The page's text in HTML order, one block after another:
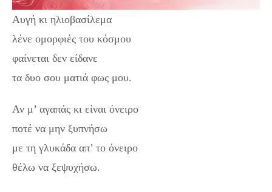
Αυγή κι ηλιοβασίλεμα
λένε ομορφιές του κόσμου
φαίνεται δεν είδανε
τα δυο σου ματιά φως μου.
Αν μ’ αγαπάς κι είναι όνειρο
ποτέ να μην ξυπνήσω
με τη γλυκάδα απ’ το όνειρο
θέλω να ξεψυχήσω.